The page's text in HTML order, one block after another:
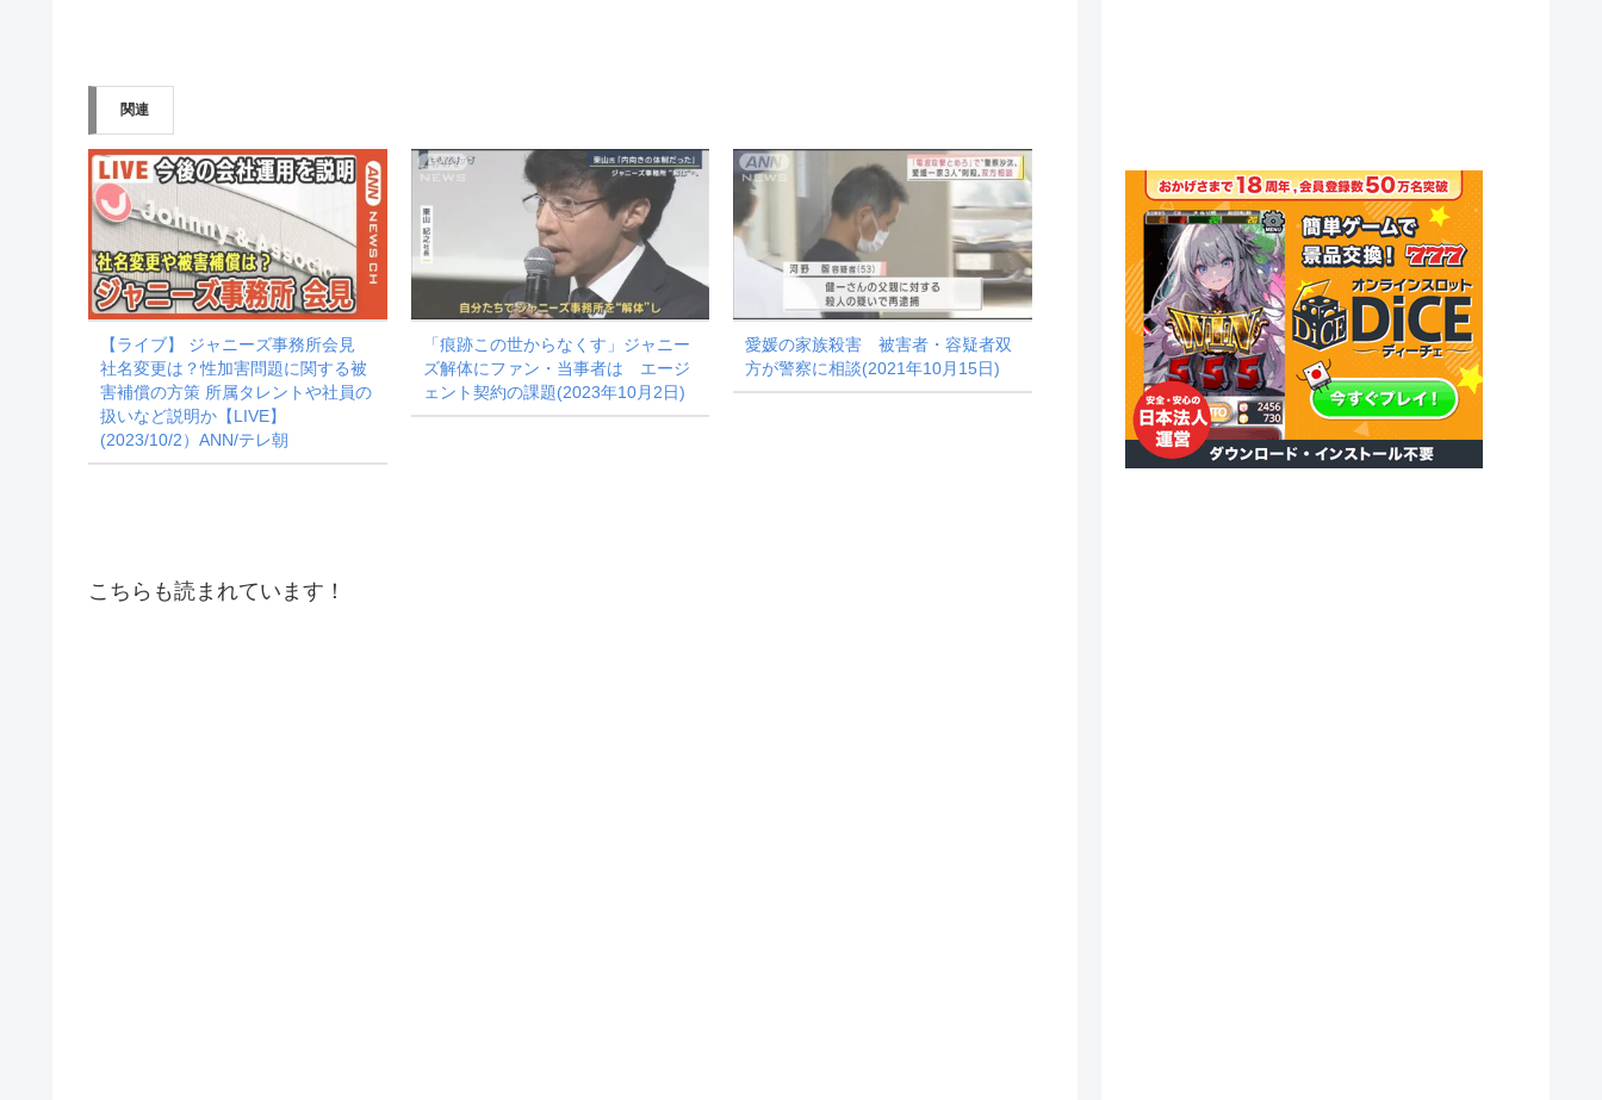
み
中…
関連
【ライブ】 ジャニーズ事務所会見
社名変更は？性加害問題に関する被
害補償の方策 所属タレントや社員の
扱いなど説明か【LIVE】
(2023/10/2）ANN/テレ朝
「痕跡この世からなくす」ジャニー
ズ解体にファン・当事者は エージ
ェント契約の課題(2023年10月2日)
愛媛の家族殺害 被害者・容疑者双
方が警察に相談(2021年10月15日)
こちらも読まれています！